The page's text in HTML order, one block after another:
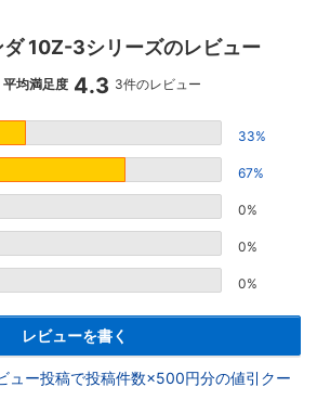
10Z-3シリーズのレビュー
4.3
平均満足度 4.3 3件のレビュー
33%
67%
0%
0%
0%
レビューを書く
ュー投稿で投稿件数×500円分の値引クー